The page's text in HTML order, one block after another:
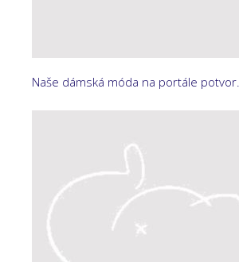
Naše dámská móda na portále